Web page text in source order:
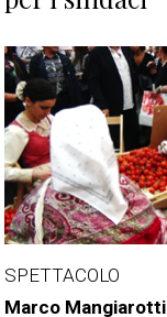
SPETTACOLO
Marco Mangiarotti